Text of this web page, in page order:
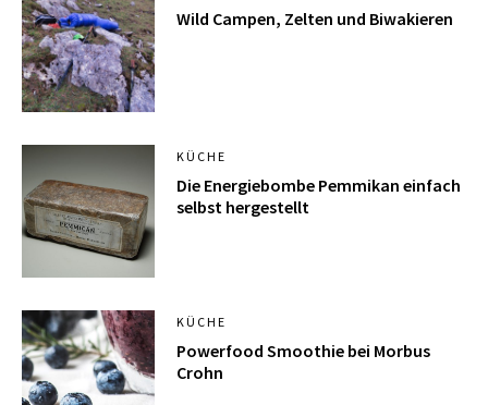
Wild Campen, Zelten und Biwakieren
KÜCHE
Die Energiebombe Pemmikan einfach
selbst hergestellt
KÜCHE
Powerfood Smoothie bei Morbus
Crohn